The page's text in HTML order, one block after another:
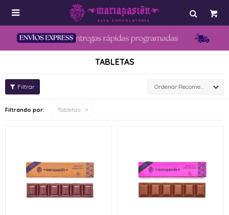

TABLETAS
Recomendados
Filtrando por: Tabletas